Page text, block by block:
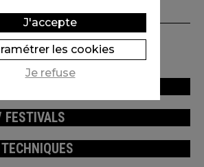
FESTIVALS
J'accepte
les cookies
Je refuse